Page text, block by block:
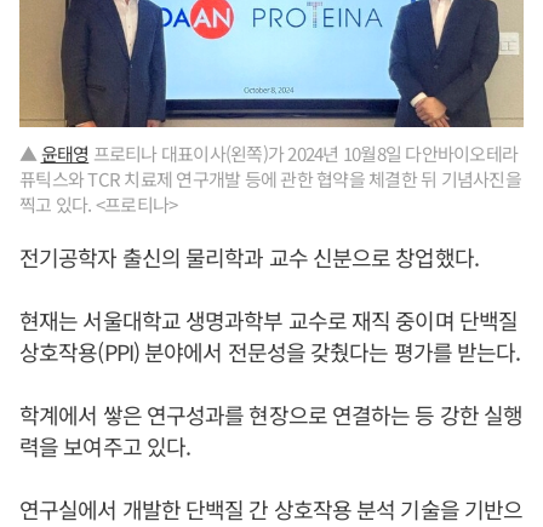
▲윤태영 프로티나 대표이사(왼쪽)가 2024년 10월8일 다안바이오테라
퓨틱스와 TCR 치료제 연구개발 등에 관한 협약을 체결한 뒤 기념사진을
찍고 있다. <프로티나>
전기공학자 출신의 물리학과 교수 신분으로 창업했다.
현재는 서울대학교 생명과학부 교수로 재직 중이며 단백질
상호작용(PPI) 분야에서 전문성을 갖췄다는 평가를 받는다.
학계에서 쌓은 연구성과를 현장으로 연결하는 등 강한 실행
력을 보여주고 있다.
연구실에서 개발한 단백질 간 상호작용 분석 기술을 기반으